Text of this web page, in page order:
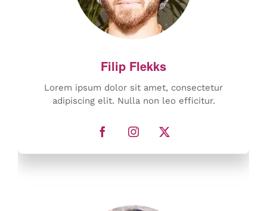
Lorem ipsum dolor sit amet, consectetur
adipiscing elit. Nulla non leo efficitur.